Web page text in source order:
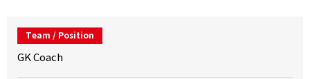
Team / Position
GK Coach